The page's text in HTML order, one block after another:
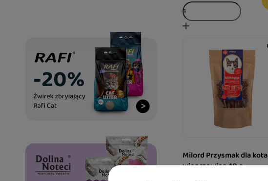
Milord Przysmak dla kota
wieprzowina 40 g